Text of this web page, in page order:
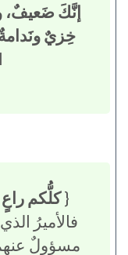
إنَّكَ ضَعيفٌ،
خِزيٌ
{كلُّكم
فالأميرُ
مسؤولٌ